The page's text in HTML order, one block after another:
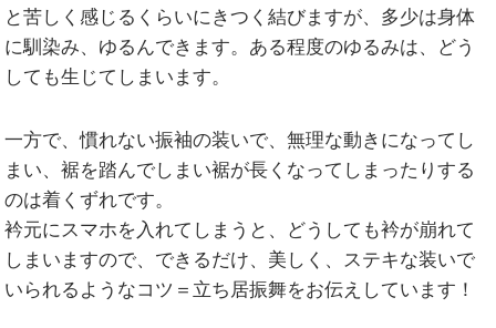
と苦しく感じるくらいにきつく結びますが、多少は身体
に馴染み、ゆるんできます。ある程度のゆるみは、どう
しても生じてしまいます。
一方で、慣れない振袖の装いで、無理な動きになってし
まい、裾を踏んでしまい裾が長くなってしまったりする
のは着くずれです。
衿元にスマホを入れてしまうと、どうしても衿が崩れて
しまいますので、できるだけ、美しく、ステキな装いで
いられるようなコツ＝立ち居振舞をお伝えしています！